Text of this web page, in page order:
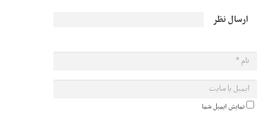
ارسال نظر
نمایش ایمیل شما